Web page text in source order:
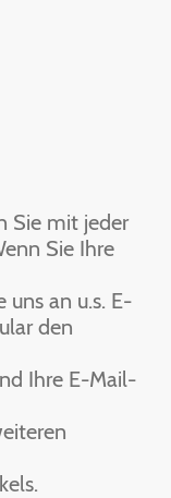
Sie mit jeder
Sie Ihre
an u.s. E-
den
Ihre E-Mail-